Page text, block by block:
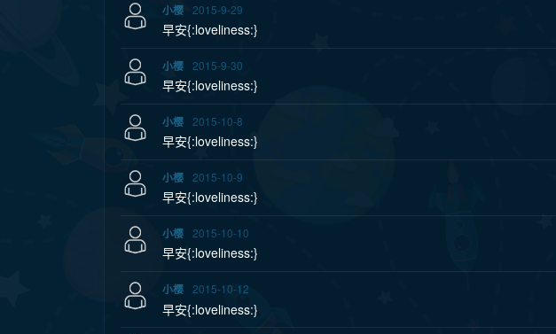
小樱 2015-9-29
早安{:loveliness:}
小樱 2015-9-30
早安{:loveliness:}
小樱 2015-10-8
早安{:loveliness:}
小樱 2015-10-9
早安{:loveliness:}
小樱 2015-10-10
早安{:loveliness:}
小樱 2015-10-12
早安{:loveliness:}